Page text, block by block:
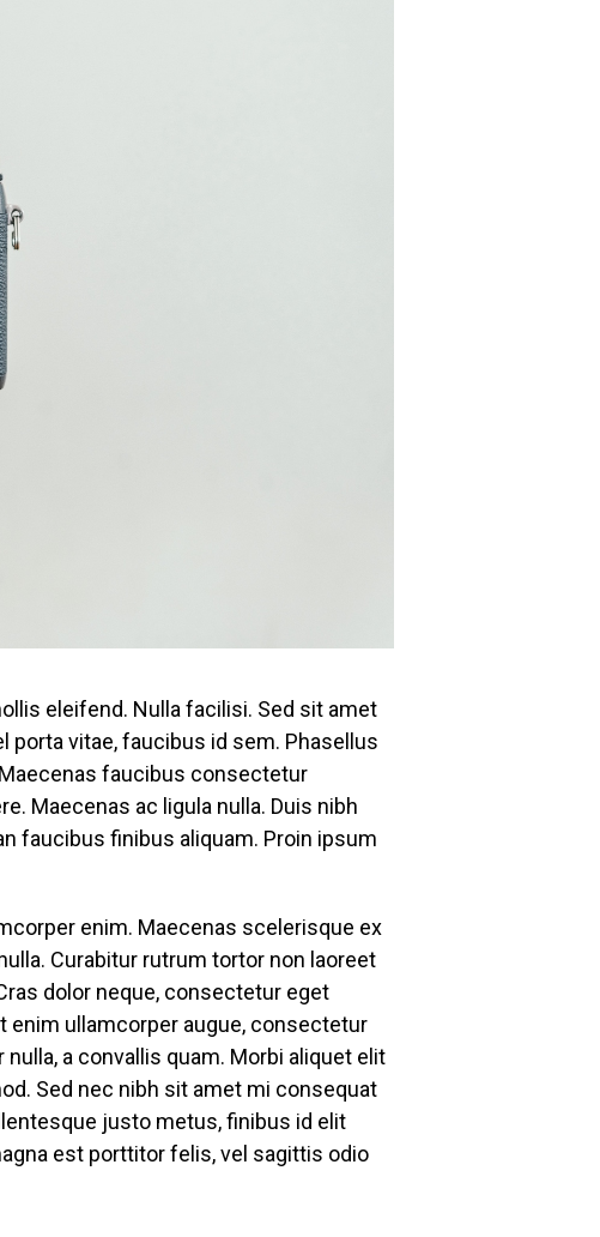
eleifend. Nulla facilisi. Sed sit amet
vitae, faucibus id sem. Phasellus
faucibus consectetur
Maecenas ac ligula nulla. Duis nibh
faucibus finibus aliquam. Proin ipsum
enim. Maecenas scelerisque ex
Curabitur rutrum tortor non laoreet
dolor neque, consectetur eget
enim ullamcorper augue, consectetur
a convallis quam. Morbi aliquet elit
Sed nec nibh sit amet mi consequat
justo metus, finibus id elit
est porttitor felis, vel sagittis odio